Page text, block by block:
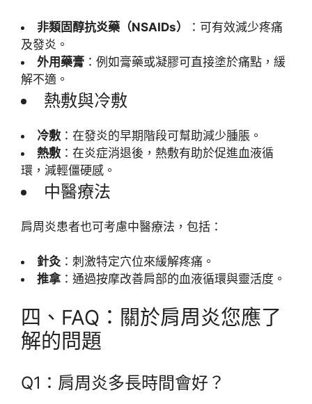
非類固醇抗炎藥（NSAIDs）
：可有效減少疼痛
及發炎。
外用藥膏 ：例如膏藥或凝膠可直接塗於痛點，緩
解不適。
熱敷與冷敷
冷敷 ：在發炎的早期階段可幫助減少腫脹。
熱敷 ：在炎症消退後，熱敷有助於促進血液循
環，減輕僵硬感。
中醫療法
肩周炎患者也可考慮中醫療法，包括：
針灸 ：刺激特定穴位來緩解疼痛。
推拿：通過按摩改善肩部的血液循環與靈活度。
四、FAQ：關於肩周炎您應了
解的問題
Q1：肩周炎多長時間會好？